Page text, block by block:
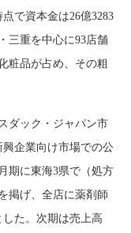
で資本金は26億3283
三重を中心に93店舗
粧品が占め、その粗
ダック・ジャパン市
企業向け市場での公
期に東海3県で（処方
掲げ、全店に薬剤師
た。次期は売上高